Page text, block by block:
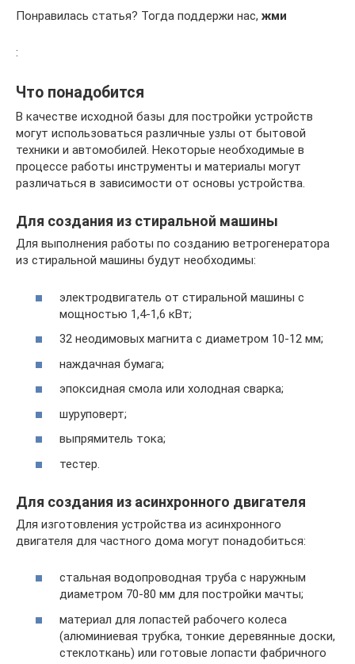
Понравилась статья? Тогда поддержи нас, жми
:
Что понадобится
В качестве исходной базы для постройки устройств
могут использоваться различные узлы от бытовой
техники и автомобилей. Некоторые необходимые в
процессе работы инструменты и материалы могут
различаться в зависимости от основы устройства.
Для создания из стиральной машины
Для выполнения работы по созданию ветрогенератора
из стиральной машины будут необходимы:
электродвигатель от стиральной машины с
мощностью 1,4-1,6 кВт;
32 неодимовых магнита с диаметром 10-12 мм;
наждачная бумага;
эпоксидная смола или холодная сварка;
шуруповерт;
выпрямитель тока;
тестер.
Для создания из асинхронного двигателя
Для изготовления устройства из асинхронного
двигателя для частного дома могут понадобиться:
стальная водопроводная труба с наружным
диаметром 70-80 мм для постройки мачты;
материал для лопастей рабочего колеса
(алюминиевая трубка, тонкие деревянные доски,
стеклоткань) или готовые лопасти фабричного